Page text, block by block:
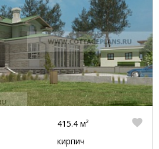
415.4 м²
кирпич